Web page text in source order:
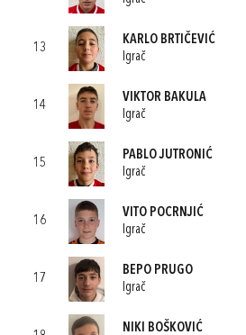
13
KARLO BRTIČEVIĆ
Igrač
14
VIKTOR BAKULA
Igrač
15
PABLO JUTRONIĆ
Igrač
16
VITO POCRNJIĆ
Igrač
17
BEPO PRUGO
Igrač
NIKI BOŠKOVIĆ